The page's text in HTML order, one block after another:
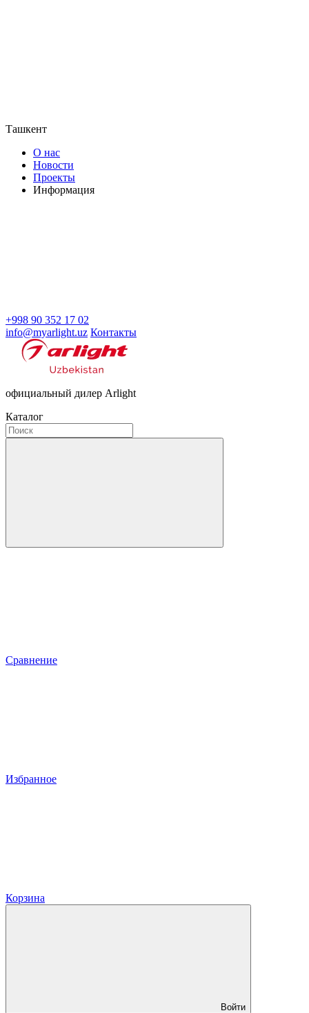
Ташкент
О нас
Новости
Проекты
Информация
+998 90 352 17 02
info@myarlight.uz Контакты
официальный дилер Arlight
Каталог
Сравнение
Избранное
Корзина
Войти